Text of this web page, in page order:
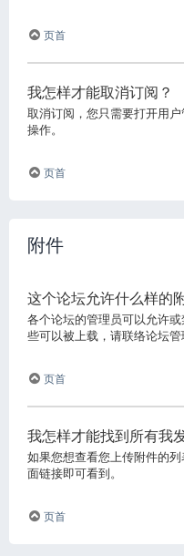
页首
我怎样才能取消订阅？
取消订阅，您只需要打开用
操作。
页首
附件
这个论坛允许什么样的
各个论坛的管理员可以允许
些可以被上载，请联络论坛管
页首
我怎样才能找到所有我
如果您想查看您上传附件的
面链接即可看到。
页首